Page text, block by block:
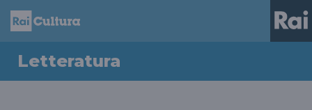
Letteratura